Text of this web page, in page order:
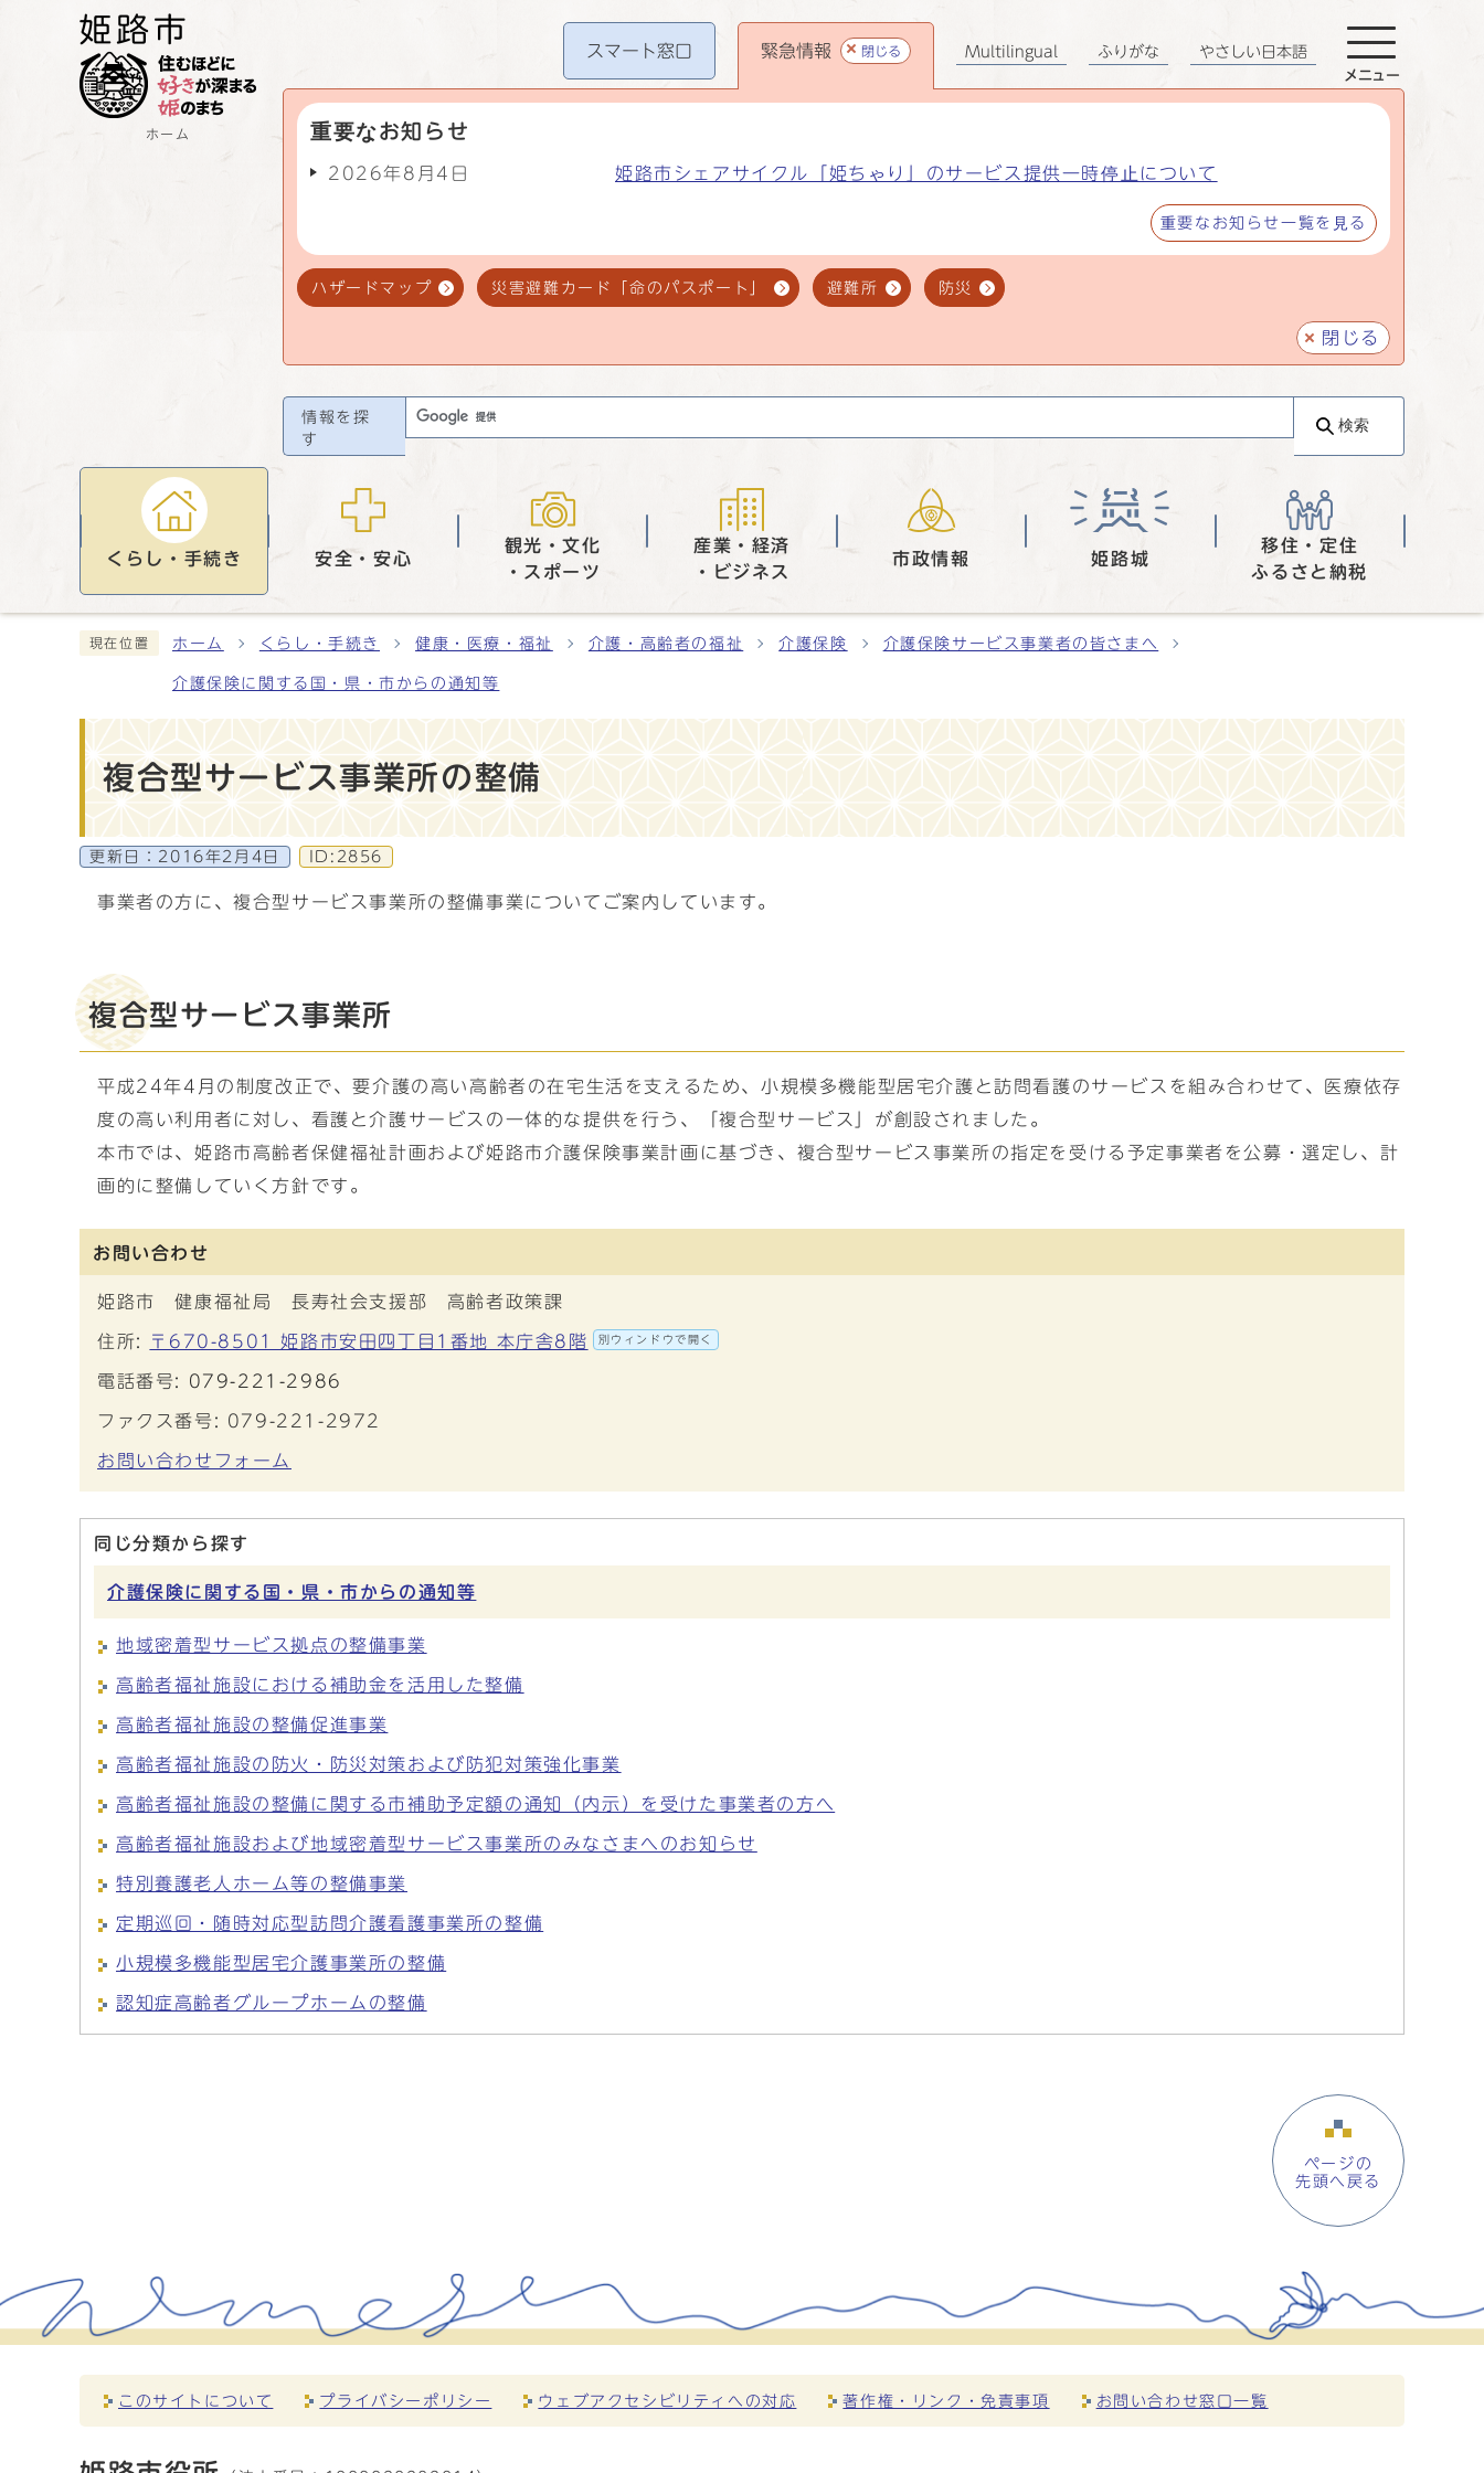
ホーム
スマート窓口 緊急情報 閉じる
重要なお知らせ
2026年8月4日 姫路市シェアサイクル「姫ちゃり」のサービス提供一時停止について
重要なお知らせ一覧を見る
ハザードマップ 災害避難カード「命のパスポート」 避難所 防災
閉じる
Multilingual ふりがな やさしい日本語
メニュー
情報を探
す
検索
くらし・手続き 安全・安心
観光・文化
・スポーツ
産業・経済
・ビジネス
市政情報 姫路城
移住・定住
ふるさと納税
現在位置 ホーム くらし・手続き 健康・医療・福祉 介護・高齢者の福祉 介護保険 介護保険サービス事業者の皆さまへ
介護保険に関する国・県・市からの通知等
複合型サービス事業所の整備
更新日： 2016年2月4日 ID:2856
事業者の方に、複合型サービス事業所の整備事業についてご案内しています。
複合型サービス事業所
平成24年4月の制度改正で、要介護の高い高齢者の在宅生活を支えるため、小規模多機能型居宅介護と訪問看護のサービスを組み合わせて、医療依存
度の高い利用者に対し、看護と介護サービスの一体的な提供を行う、「複合型サービス」が創設されました。
本市では、姫路市高齢者保健福祉計画および姫路市介護保険事業計画に基づき、複合型サービス事業所の指定を受ける予定事業者を公募・選定し、計
画的に整備していく方針です。
お問い合わせ
姫路市 健康福祉局 長寿社会支援部 高齢者政策課
住所: 〒670-8501 姫路市安田四丁目1番地 本庁舎8階 別ウィンドウで開く
電話番号: 079-221-2986
ファクス番号: 079-221-2972
お問い合わせフォーム
同じ分類から探す
介護保険に関する国・県・市からの通知等
地域密着型サービス拠点の整備事業
高齢者福祉施設における補助金を活用した整備
高齢者福祉施設の整備促進事業
高齢者福祉施設の防火・防災対策および防犯対策強化事業
高齢者福祉施設の整備に関する市補助予定額の通知（内示）を受けた事業者の方へ
高齢者福祉施設および地域密着型サービス事業所のみなさまへのお知らせ
特別養護老人ホーム等の整備事業
定期巡回・随時対応型訪問介護看護事業所の整備
小規模多機能型居宅介護事業所の整備
認知症高齢者グループホームの整備
ページの
先頭へ戻る
このサイトについて プライバシーポリシー ウェブアクセシビリティへの対応 著作権・リンク・免責事項 お問い合わせ窓口一覧